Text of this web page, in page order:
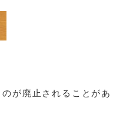
が廃止されることがあ